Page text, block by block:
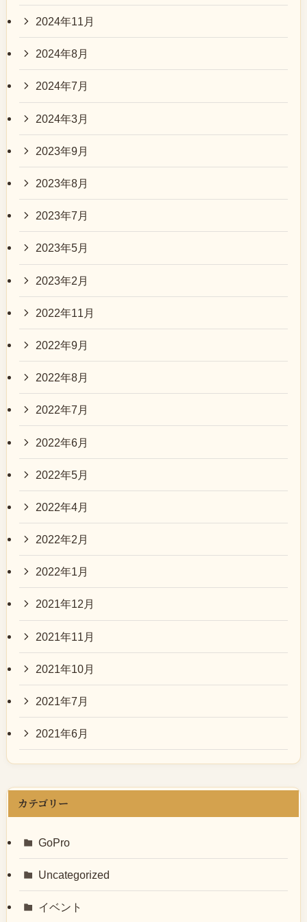
2024年11月
2024年8月
2024年7月
2024年3月
2023年9月
2023年8月
2023年7月
2023年5月
2023年2月
2022年11月
2022年9月
2022年8月
2022年7月
2022年6月
2022年5月
2022年4月
2022年2月
2022年1月
2021年12月
2021年11月
2021年10月
2021年7月
2021年6月
カテゴリー
GoPro
Uncategorized
イベント